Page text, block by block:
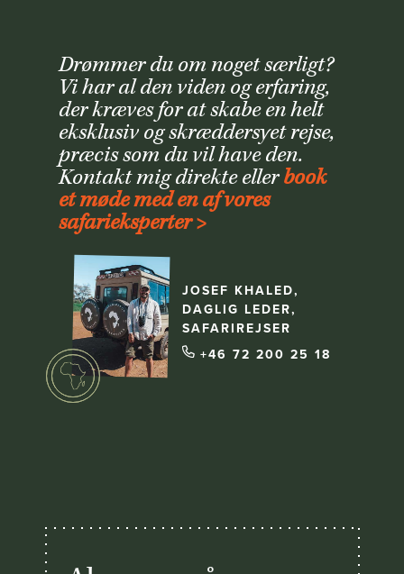
Drømmer du om noget særligt?
Vi har al den viden og erfaring,
der kræves for at skabe en helt
eksklusiv og skræddersyet rejse,
præcis som du vil have den.
Kontakt mig direkte ellerbook
et møde med en af vores
safarieksperter >
JOSEF KHALED,
DAGLIG LEDER,
SAFARIREJSER
+46 72 200 25 18